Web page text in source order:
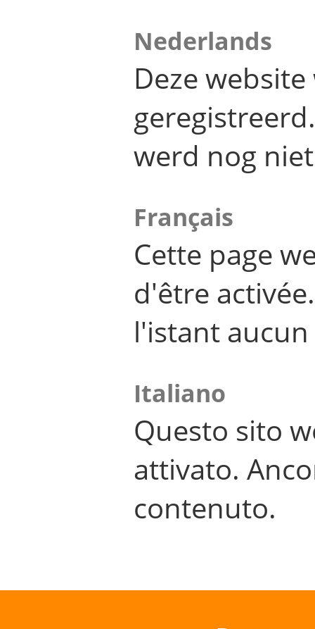
Nederlands
Deze
werd nog
Français
Cette page
d'être
l'istant
Italiano
Questo sito
attivato.
contenuto.